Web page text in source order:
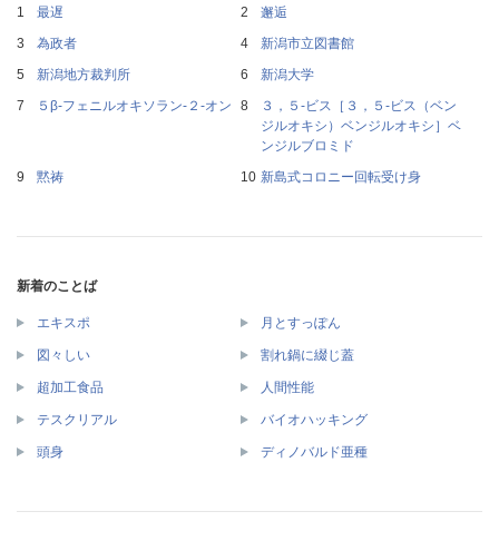
最遅
邂逅
為政者
新潟市立図書館
新潟地方裁判所
新潟大学
５β‐フェニルオキソラン‐２‐オン
３，５‐ビス［３，５‐ビス（ベン
ジルオキシ）ベンジルオキシ］ベ
ンジルブロミド
黙祷
新島式コロニー回転受け身
新着のことば
エキスポ 月とすっぽん
図々しい 割れ鍋に綴じ蓋
超加工食品 人間性能
テスクリアル バイオハッキング
頭身 ディノバルド亜種